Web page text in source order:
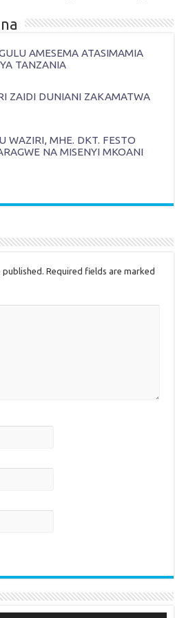
AMESEMA ATASIMAMIA
TANZANIA
ZAIDI DUNIANI ZAKAMATWA
WAZIRI, MHE. DKT. FESTO
NA MISENYI MKOANI
Required fields are marked